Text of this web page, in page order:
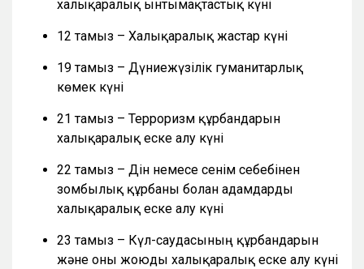
халықаралық ынтымақтастық күні
12 тамыз – Халықаралық жастар күні
19 тамыз – Дүниежүзілік гуманитарлық
көмек күні
21 тамыз – Терроризм құрбандарын
халықаралық еске алу күні
22 тамыз – Дін немесе сенім себебінен
зомбылық құрбаны болған адамдарды
халықаралық еске алу күні
23 тамыз – Күл-саудасының құрбандарын
және оны жоюды халықаралық еске алу күні